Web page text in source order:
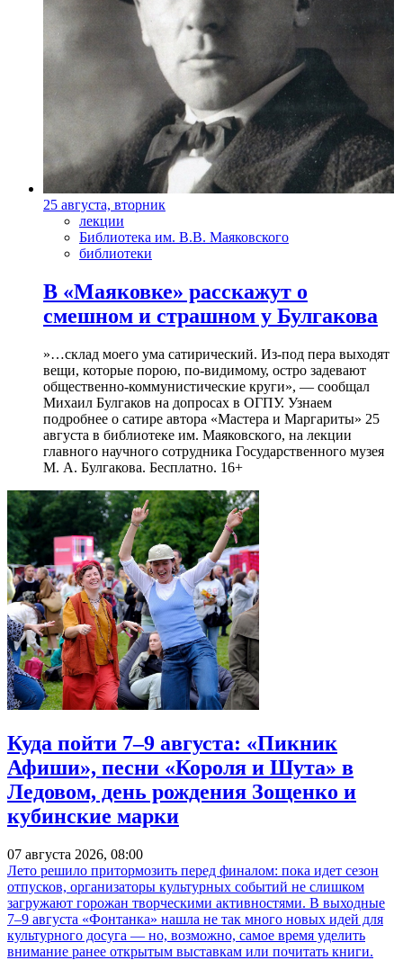
25 августа, вторник
лекции
Библиотека им. В.В. Маяковского
библиотеки
В «Маяковке» расскажут о
смешном и страшном у Булгакова
»…склад моего ума сатирический. Из-под пера выходят
вещи, которые порою, по-видимому, остро задевают
общественно-коммунистические круги», — сообщал
Михаил Булгаков на допросах в ОГПУ. Узнаем
подробнее о сатире автора «Мастера и Маргариты» 25
августа в библиотеке им. Маяковского, на лекции
главного научного сотрудника Государственного музея
М. А. Булгакова. Бесплатно. 16+
Куда пойти 7–9 августа: «Пикник
Афиши», песни «Короля и Шута» в
Ледовом, день рождения Зощенко и
кубинские марки
07 августа 2026, 08:00
Лето решило притормозить перед финалом: пока идет сезон
отпусков, организаторы культурных событий не слишком
загружают горожан творческими активностями. В выходные
7–9 августа «Фонтанка» нашла не так много новых идей для
культурного досуга — но, возможно, самое время уделить
внимание ранее открытым выставкам или почитать книги.